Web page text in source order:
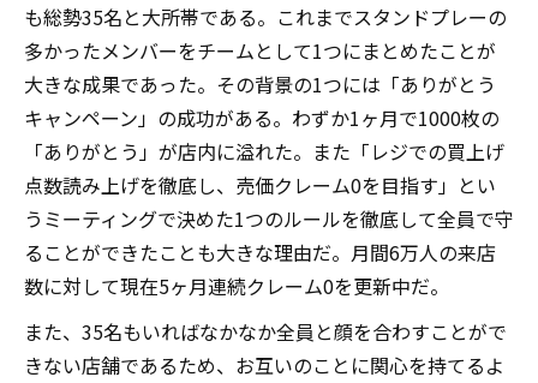
も総勢35名と大所帯である。これまでスタンドプレーの
多かったメンバーをチームとして1つにまとめたことが
大きな成果であった。その背景の1つには「ありがとう
キャンペーン」の成功がある。わずか1ヶ月で1000枚の
「ありがとう」が店内に溢れた。また「レジでの買上げ
点数読み上げを徹底し、売価クレーム0を目指す」とい
うミーティングで決めた1つのルールを徹底して全員で守
ることができたことも大きな理由だ。月間6万人の来店
数に対して現在5ヶ月連続クレーム0を更新中だ。
また、35名もいればなかなか全員と顔を合わすことがで
きない店舗であるため、お互いのことに関心を持てるよ